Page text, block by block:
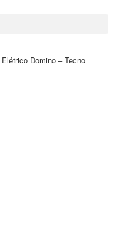
Domino – Tecno